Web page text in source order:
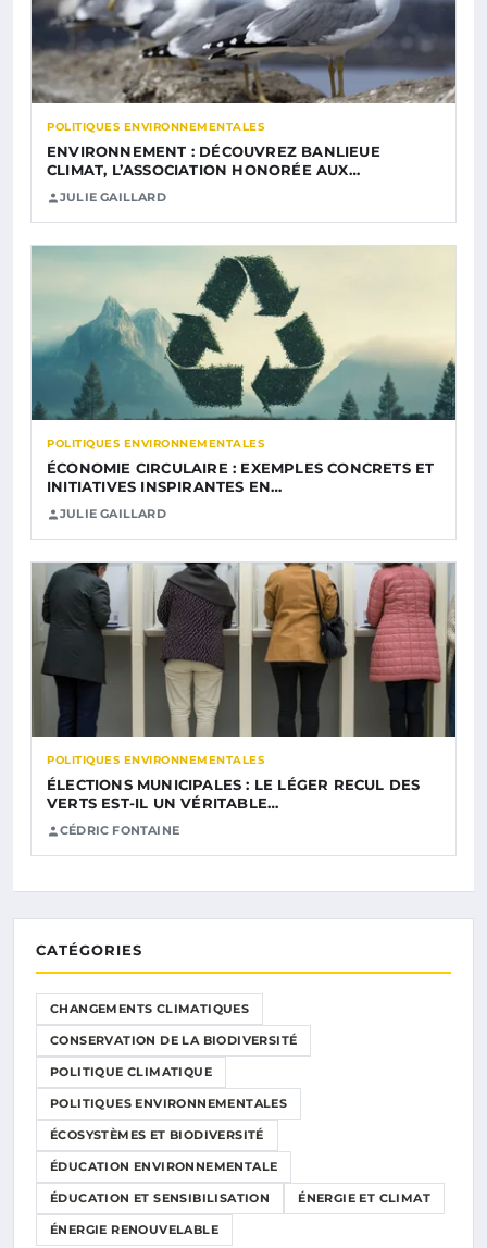
POLITIQUES ENVIRONNEMENTALES
ENVIRONNEMENT : DÉCOUVREZ BANLIEUE
CLIMAT, L’ASSOCIATION HONORÉE AUX…
JULIE GAILLARD
POLITIQUES ENVIRONNEMENTALES
ÉCONOMIE CIRCULAIRE : EXEMPLES CONCRETS ET
INITIATIVES INSPIRANTES EN…
JULIE GAILLARD
POLITIQUES ENVIRONNEMENTALES
ÉLECTIONS MUNICIPALES : LE LÉGER RECUL DES
VERTS EST-IL UN VÉRITABLE…
CÉDRIC FONTAINE
CATÉGORIES
CHANGEMENTS CLIMATIQUES
CONSERVATION DE LA BIODIVERSITÉ
POLITIQUE CLIMATIQUE
POLITIQUES ENVIRONNEMENTALES
ÉCOSYSTÈMES ET BIODIVERSITÉ
ÉDUCATION ENVIRONNEMENTALE
ÉDUCATION ET SENSIBILISATION ÉNERGIE ET CLIMAT
ÉNERGIE RENOUVELABLE